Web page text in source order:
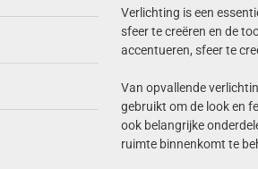
Verlichting is een
sfeer te creëren en de
accentueren, sfeer te
Van opvallende
gebruikt om de look en
ook belangrijke
ruimte binnenkomt te